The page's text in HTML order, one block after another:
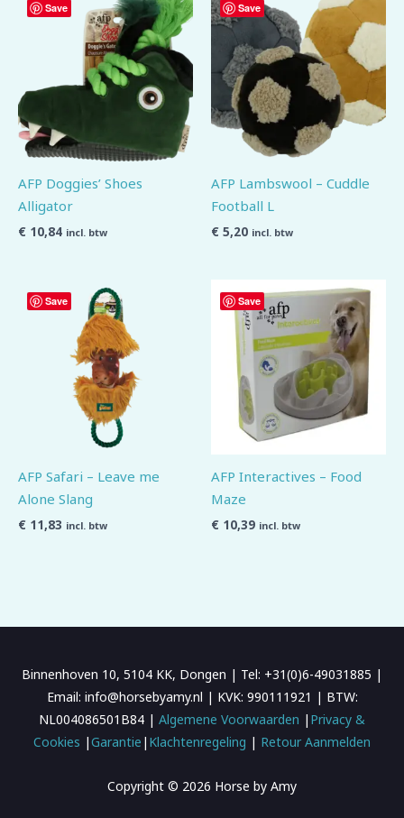
Save
AFP Doggies’ Shoes
Alligator
€ 10,84 incl. btw
Save
AFP Lambswool – Cuddle
Football L
€ 5,20 incl. btw
Save
AFP Safari – Leave me
Alone Slang
€ 11,83 incl. btw
Save
AFP Interactives – Food
Maze
€ 10,39 incl. btw
Binnenhoven 10, 5104 KK, Dongen | Tel: +31(0)6-49031885 |
Email: info@horsebyamy.nl | KVK: 990111921 | BTW:
NL004086501B84 | Algemene Voorwaarden | Privacy &
Cookies |Garantie | Klachtenregeling | Retour Aanmelden
Copyright © 2026 Horse by Amy